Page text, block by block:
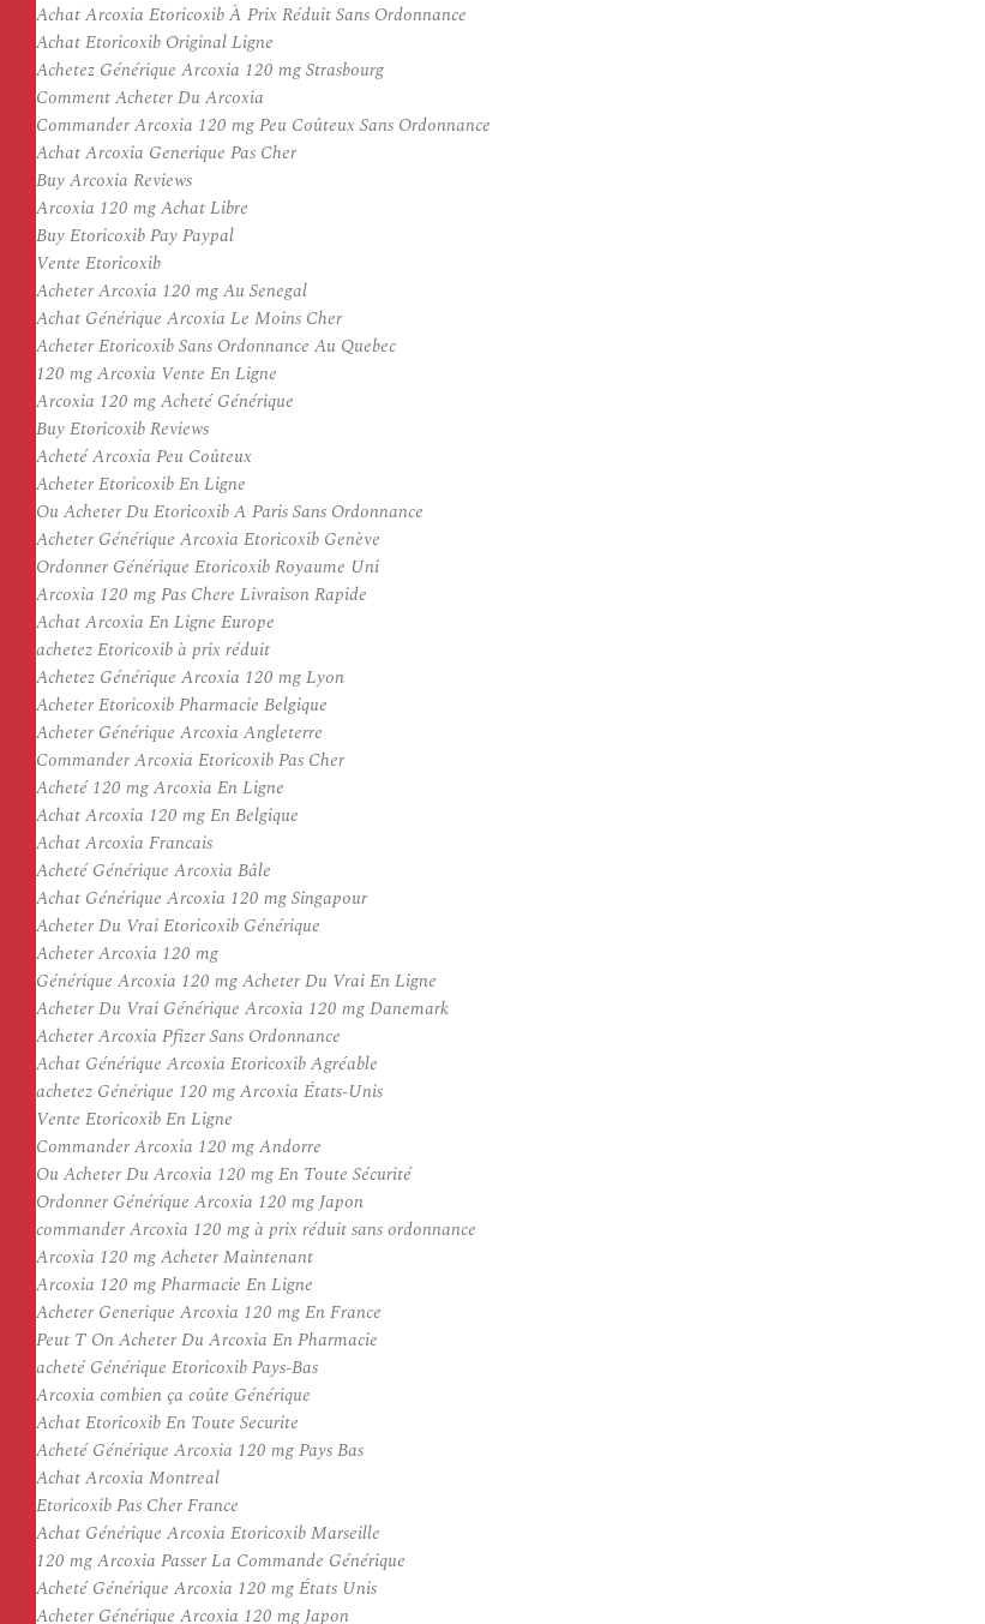
Achat Arcoxia Etoricoxib À Prix Réduit Sans Ordonnance
Achat Etoricoxib Original Ligne
Achetez Générique Arcoxia 120 mg Strasbourg
Comment Acheter Du Arcoxia
Commander Arcoxia 120 mg Peu Coûteux Sans Ordonnance
Achat Arcoxia Generique Pas Cher
Buy Arcoxia Reviews
Arcoxia 120 mg Achat Libre
Buy Etoricoxib Pay Paypal
Vente Etoricoxib
Acheter Arcoxia 120 mg Au Senegal
Achat Générique Arcoxia Le Moins Cher
Acheter Etoricoxib Sans Ordonnance Au Quebec
120 mg Arcoxia Vente En Ligne
Arcoxia 120 mg Acheté Générique
Buy Etoricoxib Reviews
Acheté Arcoxia Peu Coûteux
Acheter Etoricoxib En Ligne
Ou Acheter Du Etoricoxib A Paris Sans Ordonnance
Acheter Générique Arcoxia Etoricoxib Genève
Ordonner Générique Etoricoxib Royaume Uni
Arcoxia 120 mg Pas Chere Livraison Rapide
Achat Arcoxia En Ligne Europe
achetez Etoricoxib à prix réduit
Achetez Générique Arcoxia 120 mg Lyon
Acheter Etoricoxib Pharmacie Belgique
Acheter Générique Arcoxia Angleterre
Commander Arcoxia Etoricoxib Pas Cher
Acheté 120 mg Arcoxia En Ligne
Achat Arcoxia 120 mg En Belgique
Achat Arcoxia Francais
Acheté Générique Arcoxia Bâle
Achat Générique Arcoxia 120 mg Singapour
Acheter Du Vrai Etoricoxib Générique
Acheter Arcoxia 120 mg
Générique Arcoxia 120 mg Acheter Du Vrai En Ligne
Acheter Du Vrai Générique Arcoxia 120 mg Danemark
Acheter Arcoxia Pfizer Sans Ordonnance
Achat Générique Arcoxia Etoricoxib Agréable
achetez Générique 120 mg Arcoxia États-Unis
Vente Etoricoxib En Ligne
Commander Arcoxia 120 mg Andorre
Ou Acheter Du Arcoxia 120 mg En Toute Sécurité
Ordonner Générique Arcoxia 120 mg Japon
commander Arcoxia 120 mg à prix réduit sans ordonnance
Arcoxia 120 mg Acheter Maintenant
Arcoxia 120 mg Pharmacie En Ligne
Acheter Generique Arcoxia 120 mg En France
Peut T On Acheter Du Arcoxia En Pharmacie
acheté Générique Etoricoxib Pays-Bas
Arcoxia combien ça coûte Générique
Achat Etoricoxib En Toute Securite
Acheté Générique Arcoxia 120 mg Pays Bas
Achat Arcoxia Montreal
Etoricoxib Pas Cher France
Achat Générique Arcoxia Etoricoxib Marseille
120 mg Arcoxia Passer La Commande Générique
Acheté Générique Arcoxia 120 mg États Unis
Acheter Générique Arcoxia 120 mg Japon